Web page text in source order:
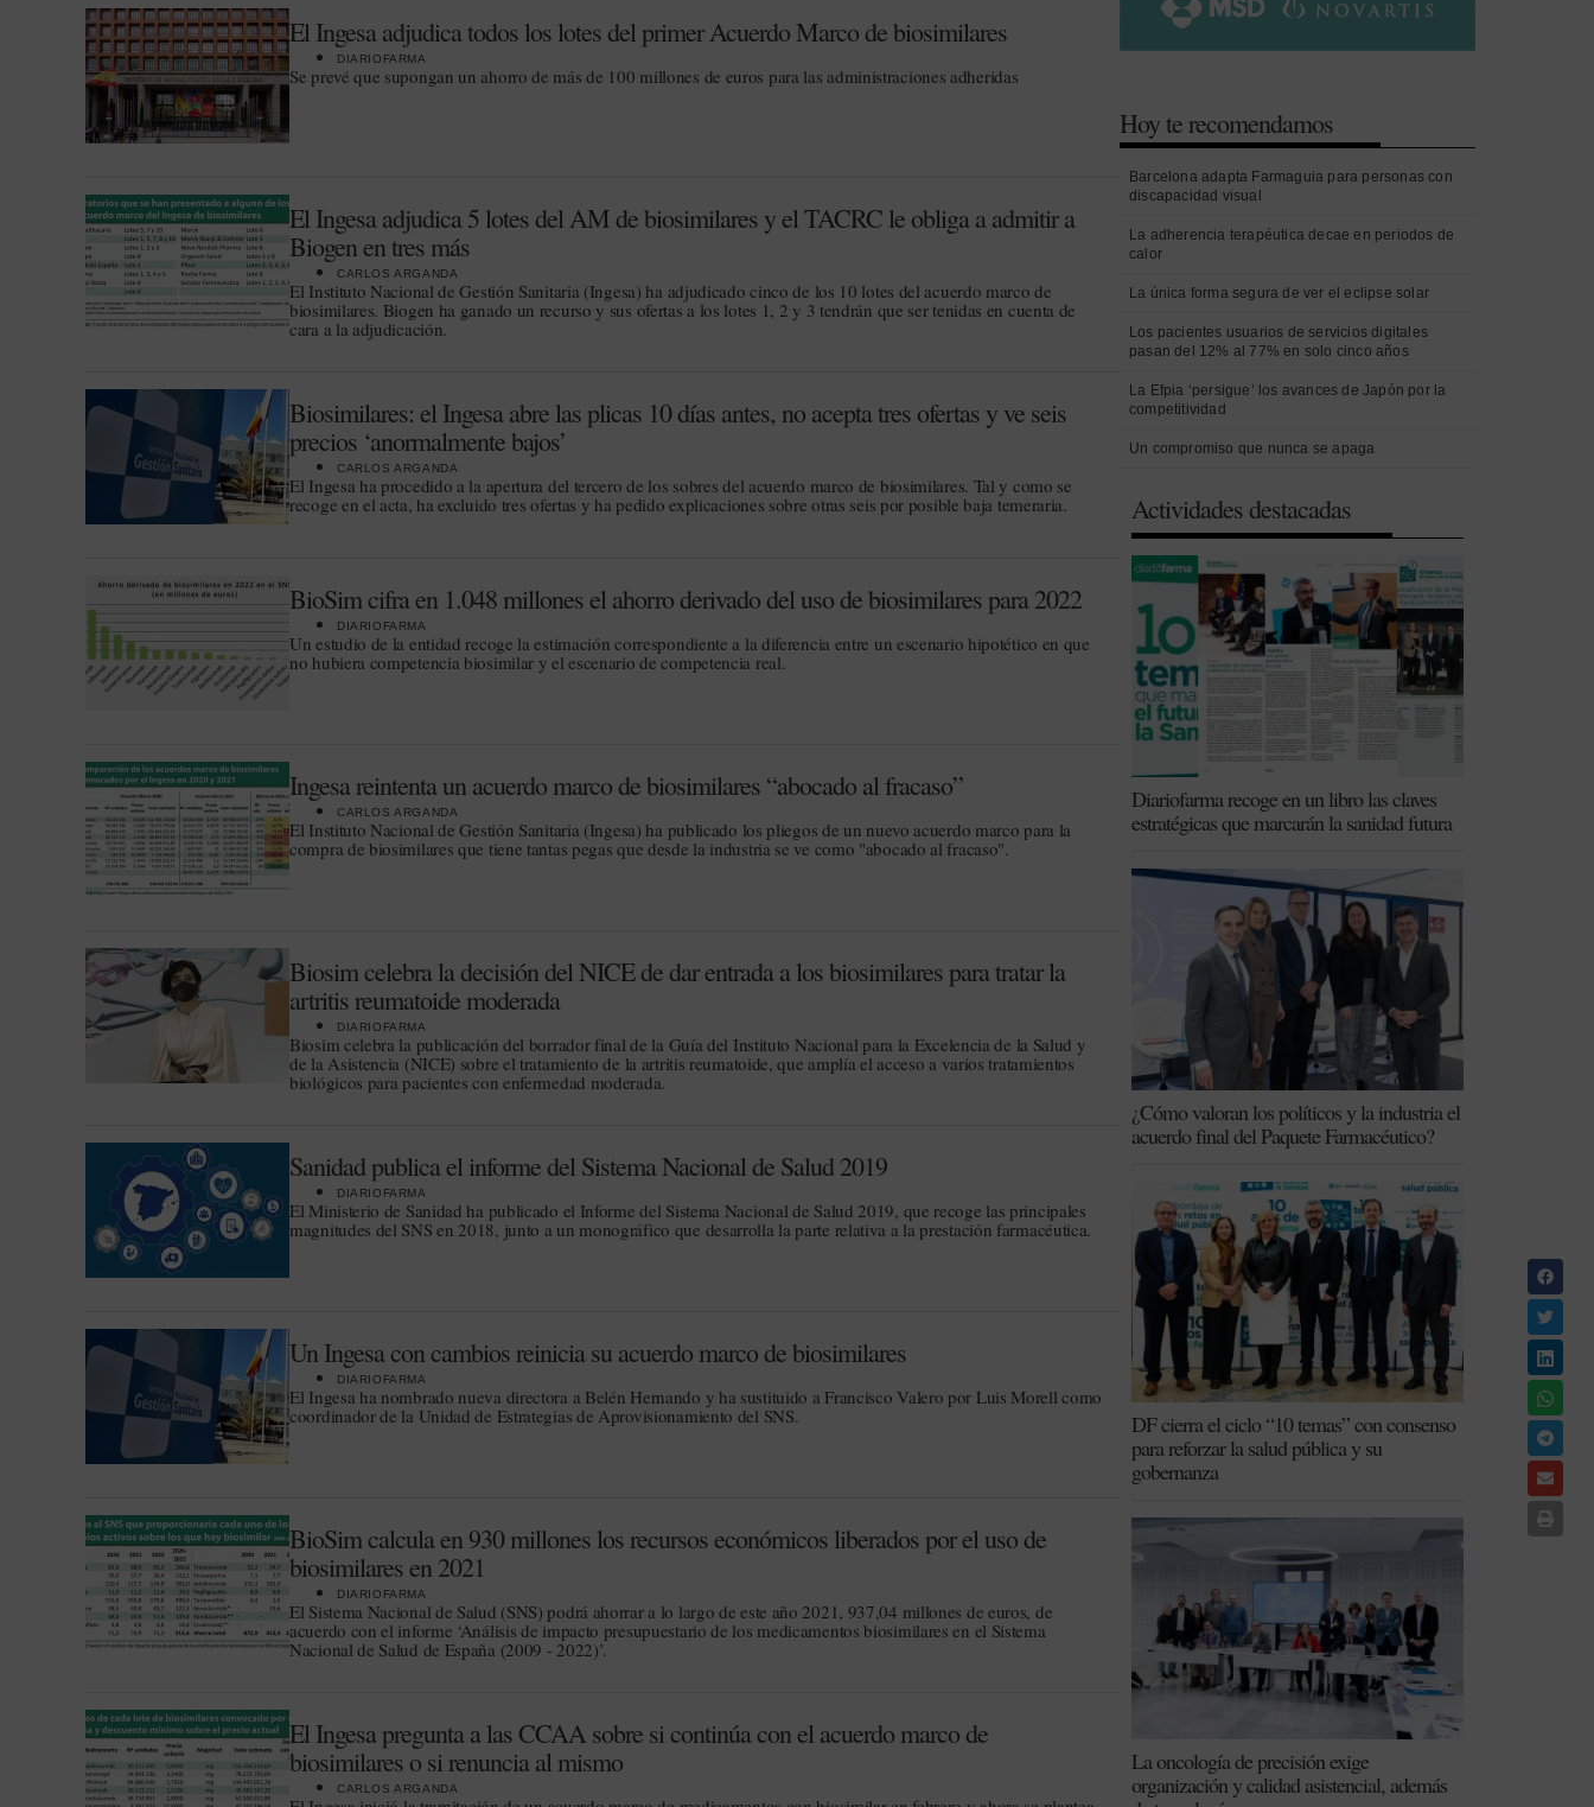
El Ingesa adjudica todos los lotes del primer Acuerdo Marco de biosimilares
DIARIOFARMA
Se prevé que supongan un ahorro de más de 100 millones de euros para las administraciones adheridas
El Ingesa adjudica 5 lotes del AM de biosimilares y el TACRC le obliga a admitir a
Biogen en tres más
CARLOS ARGANDA
El Instituto Nacional de Gestión Sanitaria (Ingesa) ha adjudicado cinco de los 10 lotes del acuerdo marco de
biosimilares. Biogen ha ganado un recurso y sus ofertas a los lotes 1, 2 y 3 tendrán que ser tenidas en cuenta de
cara a la adjudicación.
Biosimilares: el Ingesa abre las plicas 10 días antes, no acepta tres ofertas y ve seis
precios ‘anormalmente bajos’
CARLOS ARGANDA
El Ingesa ha procedido a la apertura del tercero de los sobres del acuerdo marco de biosimilares. Tal y como se
recoge en el acta, ha excluido tres ofertas y ha pedido explicaciones sobre otras seis por posible baja temeraria.
BioSim cifra en 1.048 millones el ahorro derivado del uso de biosimilares para 2022
DIARIOFARMA
Un estudio de la entidad recoge la estimación correspondiente a la diferencia entre un escenario hipotético en que
no hubiera competencia biosimilar y el escenario de competencia real.
Ingesa reintenta un acuerdo marco de biosimilares “abocado al fracaso”
CARLOS ARGANDA
El Instituto Nacional de Gestión Sanitaria (Ingesa) ha publicado los pliegos de un nuevo acuerdo marco para la
compra de biosimilares que tiene tantas pegas que desde la industria se ve como "abocado al fracaso".
Biosim celebra la decisión del NICE de dar entrada a los biosimilares para tratar la
artritis reumatoide moderada
DIARIOFARMA
Biosim celebra la publicación del borrador final de la Guía del Instituto Nacional para la Excelencia de la Salud y
de la Asistencia (NICE) sobre el tratamiento de la artritis reumatoide, que amplía el acceso a varios tratamientos
biológicos para pacientes con enfermedad moderada.
Sanidad publica el informe del Sistema Nacional de Salud 2019
DIARIOFARMA
El Ministerio de Sanidad ha publicado el Informe del Sistema Nacional de Salud 2019, que recoge las principales
magnitudes del SNS en 2018, junto a un monográfico que desarrolla la parte relativa a la prestación farmacéutica.
Un Ingesa con cambios reinicia su acuerdo marco de biosimilares
DIARIOFARMA
El Ingesa ha nombrado nueva directora a Belén Hernando y ha sustituido a Francisco Valero por Luis Morell como
coordinador de la Unidad de Estrategias de Aprovisionamiento del SNS.
BioSim calcula en 930 millones los recursos económicos liberados por el uso de
biosimilares en 2021
DIARIOFARMA
El Sistema Nacional de Salud (SNS) podrá ahorrar a lo largo de este año 2021, 937,04 millones de euros, de
acuerdo con el informe ‘Análisis de impacto presupuestario de los medicamentos biosimilares en el Sistema
Nacional de Salud de España (2009 - 2022)’.
El Ingesa pregunta a las CCAA sobre si continúa con el acuerdo marco de
biosimilares o si renuncia al mismo
CARLOS ARGANDA
Hoy te recomendamos
Barcelona adapta Farmaguia para personas con
discapacidad visual
La adherencia terapéutica decae en periodos de
calor
La única forma segura de ver el eclipse solar
Los pacientes usuarios de servicios digitales
pasan del 12% al 77% en solo cinco años
La Efpia ‘persigue’ los avances de Japón por la
competitividad
Un compromiso que nunca se apaga
Actividades destacadas
Diariofarma recoge en un libro las claves
estratégicas que marcarán la sanidad futura
¿Cómo valoran los políticos y la industria el
acuerdo final del Paquete Farmacéutico?
DF cierra el ciclo “10 temas” con consenso
para reforzar la salud pública y su
gobernanza
La oncología de precisión exige
organización y calidad asistencial, además